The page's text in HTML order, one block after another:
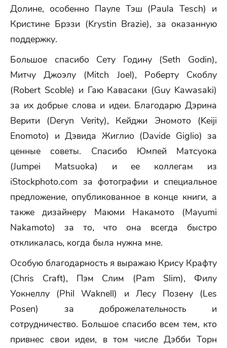
Долине, особенно Пауле Тэш (Paula Tesch) и
Кристине Брэзи (Krystin Brazie), за оказанную
поддержку.
Большое спасибо Сету Годину (Seth Godin),
Митчу Джоэлу (Mitch Joel), Роберту Скоблу
(Robert Scoble) и Гаю Кавасаки (Guy Kawasaki)
за их добрые слова и идеи. Благодарю Дэрина
Верити (Deryn Verity), Кейджи Эномото (Keiji
Enomoto) и Дэвида Жиглио (Davide Giglio) за
ценные советы. Спасибо Юмпей Матсуока
(Jumpei Matsuoka) и ее коллегам из
iStockphoto.com за фотографии и специальное
предложение, опубликованное в конце книги, а
также дизайнеру Маюми Накамото (Mayumi
Nakamoto) за то, что она всегда быстро
откликалась, когда была нужна мне.
Особую благодарность я выражаю Крису Крафту
(Chris Craft), Пэм Слим (Pam Slim), Филу
Уокнеллу (Phil Waknell) и Лесу Позену (Les
Posen) за доброжелательность и
сотрудничество. Большое спасибо всем тем, кто
привнес свои идеи, в том числе Дэбби Торн